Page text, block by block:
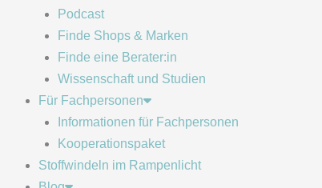
Podcast
Finde Shops & Marken
Finde eine Berater:in
Wissenschaft und Studien
Für Fachpersonen
Informationen für Fachpersonen
Kooperationspaket
Stoffwindeln im Rampenlicht